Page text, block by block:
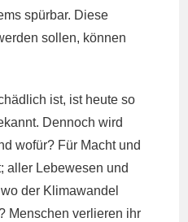
spürbar. Diese
sollen, können
ist, ist heute so
Dennoch wird
wofür? Für Macht und
aller Lebewesen und
der Klimawandel
Menschen verlieren ihr